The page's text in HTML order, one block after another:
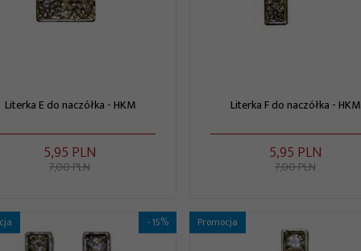
Literka E do naczółka - HKM
5,95 PLN
7,00 PLN
Literka F do naczółka - HKM
5,95 PLN
7,00 PLN
- 15% Promocja